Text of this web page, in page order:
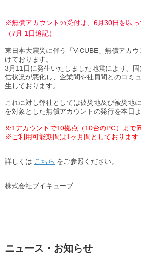
※無償アカウントの受付は、6月30日を以っ
（7月 1日追記）
東日本大震災に伴う「V-CUBE」無償アカ
けております。
3月11日に発生いたしました地震により、
信状況が悪化し、企業間や社員間とのコミ
生しております。
これに対し弊社としては被災地及び被災地
を対象とした無償アカウントの発行を本日
※1アカウントで10拠点（10台のPC）まで
※ご利用可能期間は1ヶ月間としております
詳しくは こちら をご参照ください。
株式会社ブイキューブ
ニュース・お知らせ